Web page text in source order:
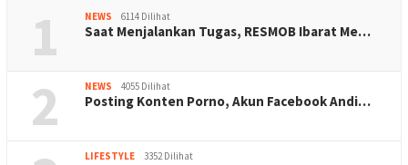
1 NEWS 6114 Dilihat
Saat Menjalankan Tugas, RESMOB Ibarat Me…
2 NEWS 4055 Dilihat
Posting Konten Porno, Akun Facebook Andi…
LIFESTYLE 3352 Dilihat